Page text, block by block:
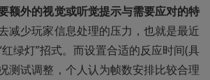
额外的视觉或听觉提示与需要应对的特
减少玩家信息处理的压力，也就是最近
绿灯”招式。而设置合适的反应时间(具
测试调整，个人认为帧数安排比较合理